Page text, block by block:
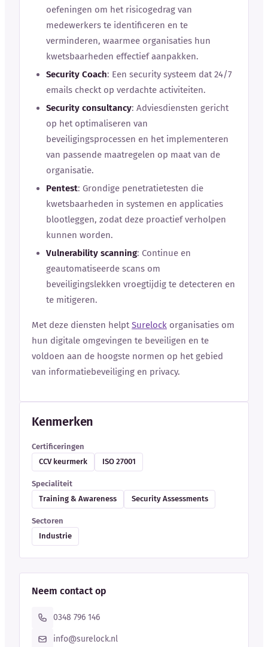
oefeningen om het risicogedrag van
medewerkers te identificeren en te
verminderen, waarmee organisaties hun
kwetsbaarheden effectief aanpakken.
Security Coach: Een security systeem dat 24/7
emails checkt op verdachte activiteiten.
Security consultancy: Adviesdiensten gericht
op het optimaliseren van
beveiligingsprocessen en het implementeren
van passende maatregelen op maat van de
organisatie.
Pentest: Grondige penetratietesten die
kwetsbaarheden in systemen en applicaties
blootleggen, zodat deze proactief verholpen
kunnen worden.
Vulnerability scanning: Continue en
geautomatiseerde scans om
beveiligingslekken vroegtijdig te detecteren en
te mitigeren.
Met deze diensten helpt Surelock organisaties om
hun digitale omgevingen te beveiligen en te
voldoen aan de hoogste normen op het gebied
van informatiebeveiliging en privacy.
Kenmerken
Certificeringen
CCV keurmerk
ISO 27001
Specialiteit
Training & Awareness
Security Assessments
Sectoren
Industrie
Neem contact op
0348 796 146
info@surelock.nl